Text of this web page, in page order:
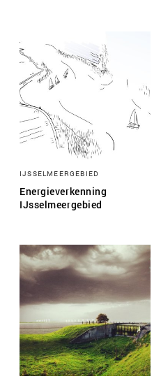
IJSSELMEERGEBIED
Energieverkenning
IJsselmeergebied